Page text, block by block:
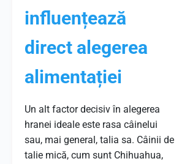
influențează
direct alegerea
alimentației
Un alt factor decisiv în alegerea
hranei ideale este rasa câinelui
sau, mai general, talia sa. Câinii de
talie mică, cum sunt Chihuahua,